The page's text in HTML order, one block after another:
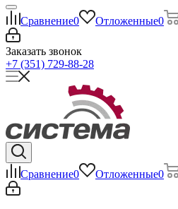
Сравнение0 Отложенные0
Заказать звонок
+7 (351) 729-88-28
Сравнение0 Отложенные0